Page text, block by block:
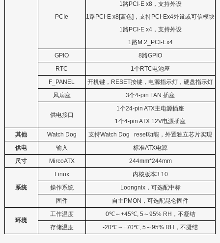
PCIe
1路PCI-E x8 ，支持外设
1路PCI-E x8[蓝色] ，支持PCI-Ex4外设或可信模块
1路PCI-E x4，支持外设
1路M.2_PCI-Ex4
GPIO
8路GPIO
RTC
1个 RTC电池座
F_PANEL
开机键， RESET按键，电源指示灯，硬盘指示灯
风扇座
3个4-pin FAN插座
供电接口
1个24-pin ATX主电源插座
1个4-pin ATX 12V电源插座
其他
Watch Dog 支持Watch Dog reset功能，外置独立芯片实现
供电
输入 标准ATX电源
尺寸
MircoATX 244mm*244mm
系统
Linux 内核版本3.10
操作系统
Loongnix，可选配中标
固件
自主 PMON ，可选配昆仑固件
环境
工作温度 0℃～+45℃, 5 ～95% RH ，不凝结
存储温度
-20℃～+70℃, 5 ～95% RH ，不凝结